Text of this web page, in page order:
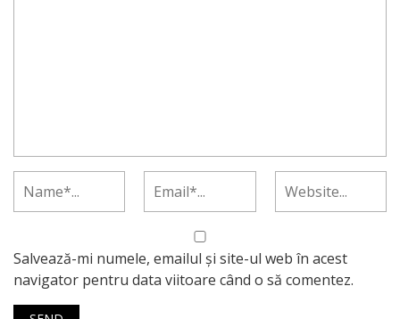
Salvează-mi numele, emailul și site-ul web în acest
navigator pentru data viitoare când o să comentez.